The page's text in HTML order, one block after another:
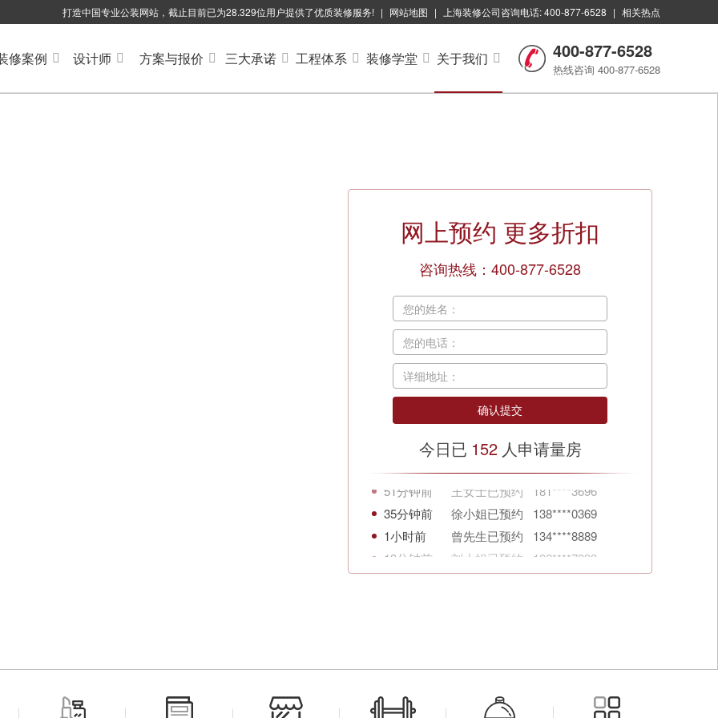
打造中国专业公装网站，截止目前已为28.329位用户提供了优质装修服务! | 网站地图 | 上海装修公司咨询电话: 400-877-6528 | 相关热点
修案例 设计师 方案与报价 三大承诺 工程体系 装修学堂 关于我们 400-877-6528
热线咨询 400-877-6528
网上预约 更多折扣
咨询热线：400-877-6528
您的姓名：
您的电话：
详细地址：
今日已 152 人申请量房
35分钟前
徐小姐已预约 138****0369
1小时前
曾先生已预约 134****8889
19分钟前
刘小姐已预约 182****7899
4小时前
刘先生已预约 157****2256